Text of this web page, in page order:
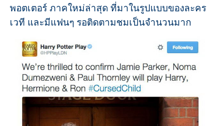
พอตเตอร์ ภาคใหม่ล่าสุด ที่มาในรูปแบบของละคร
เวที และมีแฟนๆ รอติดตามชมเป็นจำนวนมาก